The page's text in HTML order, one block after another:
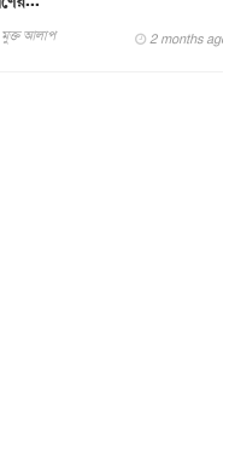
মুক্ত আলাপ 2 months ago